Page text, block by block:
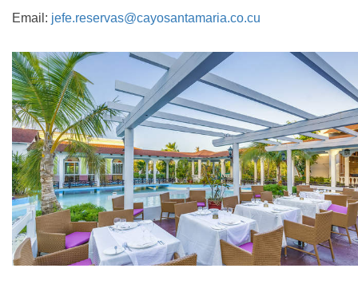
Email: jefe.reservas@cayosantamaria.co.cu